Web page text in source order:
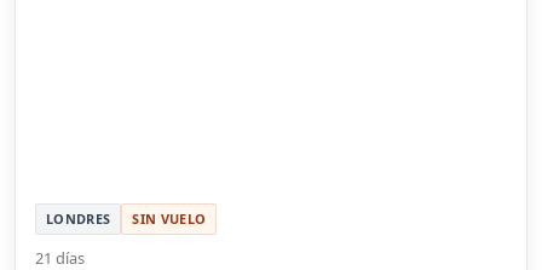
LONDRES SIN VUELO
21 días